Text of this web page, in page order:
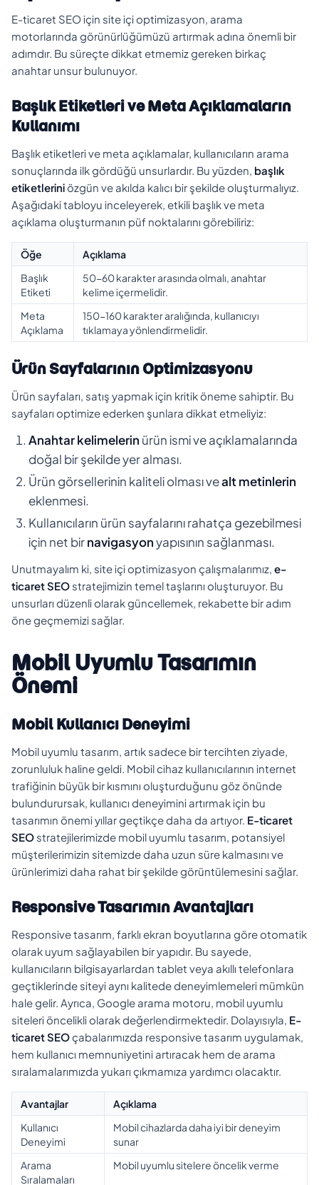
E-ticaret SEO için site içi optimizasyon, arama
motorlarında görünürlüğümüzü artırmak adına önemli bir
adımdır. Bu süreçte dikkat etmemiz gereken birkaç
anahtar unsur bulunuyor.
Başlık Etiketleri ve Meta Açıklamaların
Kullanımı
Başlık etiketleri ve meta açıklamalar, kullanıcıların arama
sonuçlarında ilk gördüğü unsurlardır. Bu yüzden, başlık
etiketleriniözgün ve akılda kalıcı bir şekilde oluşturmalıyız.
Aşağıdaki tabloyu inceleyerek, etkili başlık ve meta
açıklama oluşturmanın püf noktalarını görebiliriz:
Öğe
Açıklama
Başlık
Etiketi
50-60 karakter arasında olmalı, anahtar
kelime içermelidir.
Meta
Açıklama
150-160 karakter aralığında, kullanıcıyı
tıklamaya yönlendirmelidir.
Ürün Sayfalarının Optimizasyonu
Ürün sayfaları, satış yapmak için kritik öneme sahiptir. Bu
sayfaları optimize ederken şunlara dikkat etmeliyiz:
Anahtar kelimelerin ürün ismi ve açıklamalarında
doğal bir şekilde yer alması.
Ürün görsellerinin kaliteli olması vealt metinlerin
eklenmesi.
Kullanıcıların ürün sayfalarını rahatça gezebilmesi
için net birnavigasyonyapısının sağlanması.
Unutmayalım ki, site içi optimizasyon çalışmalarımız, e-
ticaret SEO stratejimizin temel taşlarını oluşturuyor. Bu
unsurları düzenli olarak güncellemek, rekabette bir adım
öne geçmemizi sağlar.
Mobil Uyumlu Tasarımın
Önemi
Mobil Kullanıcı Deneyimi
Mobil uyumlu tasarım, artık sadece bir tercihten ziyade,
zorunluluk haline geldi. Mobil cihaz kullanıcılarının internet
trafiğinin büyük bir kısmını oluşturduğunu göz önünde
bulundurursak, kullanıcı deneyimini artırmak için bu
tasarımın önemi yıllar geçtikçe daha da artıyor. E-ticaret
SEO stratejilerimizde mobil uyumlu tasarım, potansiyel
müşterilerimizin sitemizde daha uzun süre kalmasını ve
ürünlerimizi daha rahat bir şekilde görüntülemesini sağlar.
Responsive Tasarımın Avantajları
Responsive tasarım, farklı ekran boyutlarına göre otomatik
olarak uyum sağlayabilen bir yapıdır. Bu sayede,
kullanıcıların bilgisayarlardan tablet veya akıllı telefonlara
geçtiklerinde siteyi aynı kalitede deneyimlemeleri mümkün
hale gelir. Ayrıca, Google arama motoru, mobil uyumlu
siteleri öncelikli olarak değerlendirmektedir. Dolayısıyla, E-
ticaret SEOçabalarımızda responsive tasarım uygulamak,
hem kullanıcı memnuniyetini artıracak hem de arama
sıralamalarımızda yukarı çıkmamıza yardımcı olacaktır.
Avantajlar
Açıklama
Kullanıcı
Deneyimi
Mobil cihazlarda daha iyi bir deneyim
sunar
Arama
Sıralamaları
Mobil uyumlu sitelere öncelik verme